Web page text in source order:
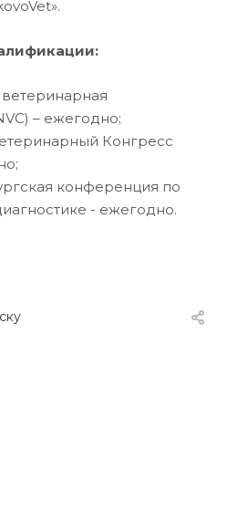
– ежегодно;
Конгресс
конференция по
- ежегодно.